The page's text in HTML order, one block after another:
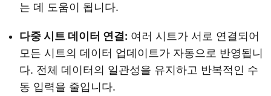
는 데 도움이 됩니다.
다중 시트 데이터 연결: 여러 시트가 서로 연결되어
모든 시트의 데이터 업데이트가 자동으로 반영됩니
다. 전체 데이터의 일관성을 유지하고 반복적인 수
동 입력을 줄입니다.